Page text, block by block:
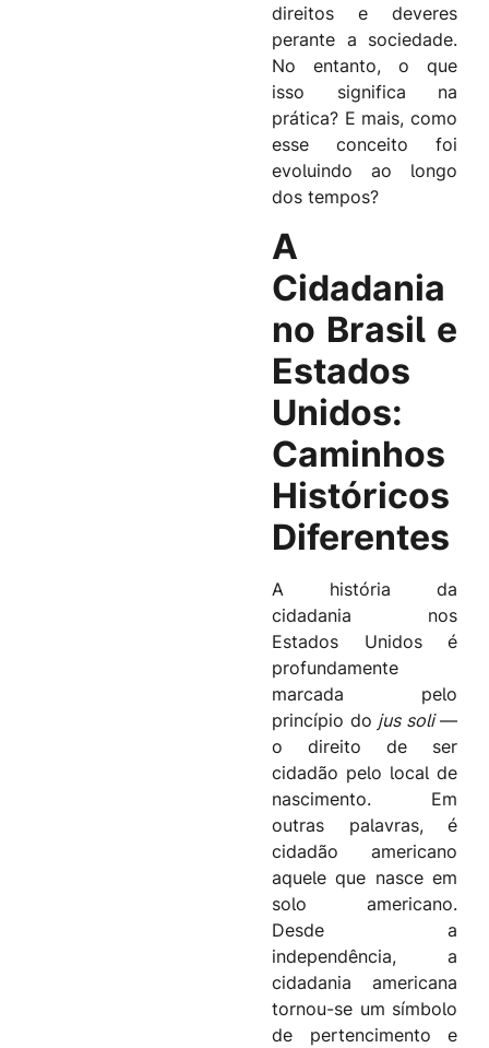
direitos e deveres
perante a sociedade.
No entanto, o que
isso significa na
prática? E mais, como
esse conceito foi
evoluindo ao longo
dos tempos?
A
Cidadania
no Brasil e
Estados
Unidos:
Caminhos
Históricos
Diferentes
A história da
cidadania nos
Estados Unidos é
profundamente
marcada pelo
princípio do jus soli—
o direito de ser
cidadão pelo local de
nascimento. Em
outras palavras, é
cidadão americano
aquele que nasce em
solo americano.
Desde a
independência, a
cidadania americana
tornou-se um símbolo
de pertencimento e